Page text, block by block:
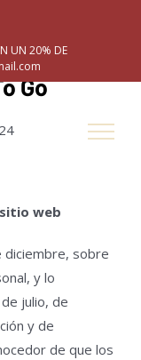
UN 20% DE
Go
web
diciembre, sobre
y lo
julio, de
y de
de que los